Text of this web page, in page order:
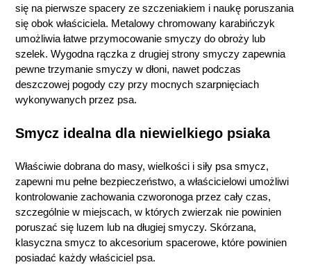
się na pierwsze spacery ze szczeniakiem i naukę poruszania
się obok właściciela. Metalowy chromowany karabińczyk
umożliwia łatwe przymocowanie smyczy do obroży lub
szelek. Wygodna rączka z drugiej strony smyczy zapewnia
pewne trzymanie smyczy w dłoni, nawet podczas
deszczowej pogody czy przy mocnych szarpnięciach
wykonywanych przez psa.
Smycz idealna dla niewielkiego psiaka
Właściwie dobrana do masy, wielkości i siły psa smycz,
zapewni mu pełne bezpieczeństwo, a właścicielowi umożliwi
kontrolowanie zachowania czworonoga przez cały czas,
szczególnie w miejscach, w których zwierzak nie powinien
poruszać się luzem lub na długiej smyczy. Skórzana,
klasyczna smycz to akcesorium spacerowe, które powinien
posiadać każdy właściciel psa.